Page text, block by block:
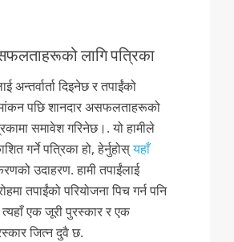
लागि पत्रिका
अन्तर्वार्ता दिइनेछ र तपाईंको
पछि शानदार असफलताहरूको
समावेश गरिनेछ।. यो हामीले
गर्ने पत्रिका हो, हेर्नुहोस्यहाँ
उदाहरण. हामी तपाईंलाई
तपाईंको परियोजना पिच गर्न पनि
त्यहाँ एक जूरी पुरस्कार र एक
जित्न दुवै छ.